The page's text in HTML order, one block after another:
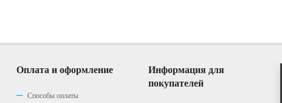
Оплата и оформление
Способы оплаты
Информация для
покупателей